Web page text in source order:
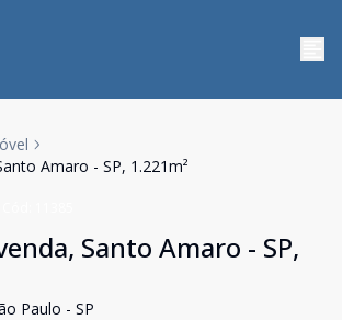
Amaro - SP, 1.221m²
Santo Amaro - SP,
Paulo - SP